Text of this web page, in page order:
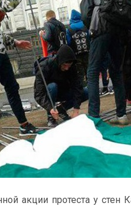
акции протеста у стен